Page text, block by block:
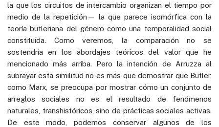
la que los circuitos de intercambio organizan el tiempo por
medio de la repetición— la que parece isomórfica con la
teoría butleriana del género como una temporalidad social
constituida. Como veremos, la comparación no se
sostendría en los abordajes teóricos del valor que he
mencionado más arriba. Pero la intención de Arruzza al
subrayar esta similitud no es más que demostrar que Butler,
como Marx, se preocupa por mostrar cómo un conjunto de
arreglos sociales no es el resultado de fenómenos
naturales, transhistóricos, sino de prácticas sociales activas.
De este modo, podemos conservar algunos de los